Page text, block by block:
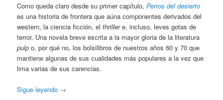
Como queda claro desde su primer capítulo,Perros del desierto
es una historia de frontera que aúna componentes derivados del
western, la ciencia ficción, elthrillere, incluso, leves gotas de
terror. Una novela breve escrita a la mayor gloria de la literatura
pulp o, por qué no, los bolsilibros de nuestros años 60 y 70 que
mantiene algunas de sus cualidades más populares a la vez que
lima varias de sus carencias.
Sigue leyendo →